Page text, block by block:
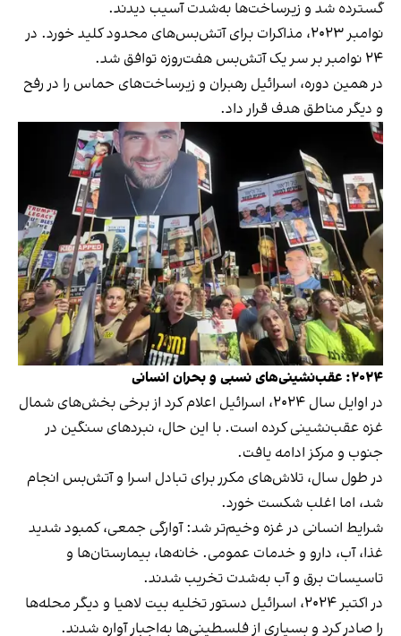
گسترده شد و زیرساخت‌ها به‌شدت آسیب دیدند.
نوامبر ۲۰۲۳، مذاکرات برای آتش‌بس‌های محدود کلید خورد. در
۲۴ نوامبر بر سر یک آتش‌بس هفت‌روزه توافق شد.
در همین دوره، اسرائیل رهبران و زیرساخت‌های حماس را در رفح
و دیگر مناطق هدف قرار داد.
۲۰۲۴: عقب‌نشینی‌های نسبی و بحران انسانی
در اوایل سال ۲۰۲۴، اسرائیل اعلام کرد از برخی بخش‌های شمال
غزه عقب‌نشینی کرده است. با این حال، نبردهای سنگین در
جنوب و مرکز ادامه یافت.
در طول سال، تلاش‌های مکرر برای تبادل اسرا و آتش‌بس انجام
شد، اما اغلب شکست خورد.
شرایط انسانی در غزه وخیم‌تر شد: آوارگی جمعی، کمبود شدید
غذا، آب، دارو و خدمات عمومی. خانه‌ها، بیمارستان‌ها و
تاسیسات برق و آب به‌شدت تخریب شدند.
در اکتبر ۲۰۲۴، اسرائیل دستور تخلیه بیت‌ لاهیا و دیگر محله‌ها
را صادر کرد و بسیاری از فلسطینی‌ها به‌اجبار آواره شدند.